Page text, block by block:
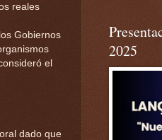
reales
Gobiernos
el
dado que
2025